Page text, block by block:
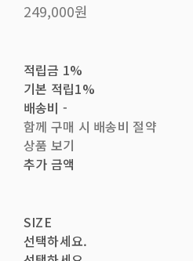
249,000원
적립금 1%
기본 적립1%
배송비 -
함께 구매 시 배송비 절약
상품 보기
추가 금액
SIZE
선택하세요.